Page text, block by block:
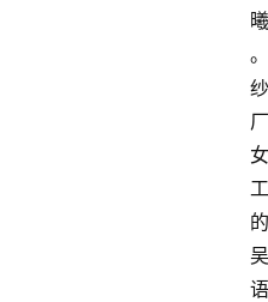
曦
。
纱
厂
女
工
的
吴
语